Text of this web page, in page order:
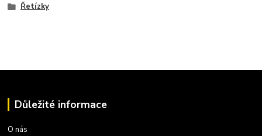
Řetízky
Důležité informace
O nás